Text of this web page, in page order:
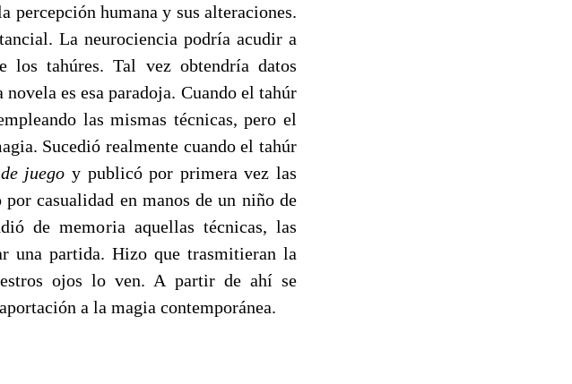
percepción humana y sus alteraciones.
La neurociencia podría acudir a
los tahúres. Tal vez obtendría datos
es esa paradoja. Cuando el tahúr
las mismas técnicas, pero el
Sucedió realmente cuando el tahúr
juego y publicó por primera vez las
casualidad en manos de un niño de
de memoria aquellas técnicas, las
partida. Hizo que trasmitieran la
ojos lo ven. A partir de ahí se
a la magia contemporánea.